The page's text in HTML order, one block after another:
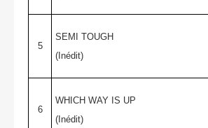
5
SEMI TOUGH
(Inédit)
6
WHICH WAY IS UP
(Inédit)